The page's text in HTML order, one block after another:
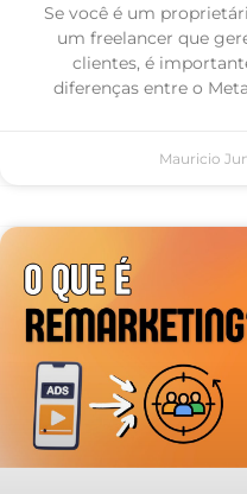
Se você é um
um freelancer que
clientes, é
diferenças entre o
Mauricio